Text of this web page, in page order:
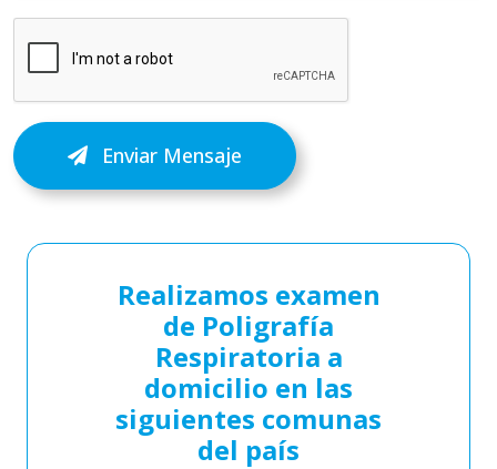
Enviar Mensaje
Realizamos examen
de Poligrafía
Respiratoria a
domicilio en las
siguientes comunas
del país